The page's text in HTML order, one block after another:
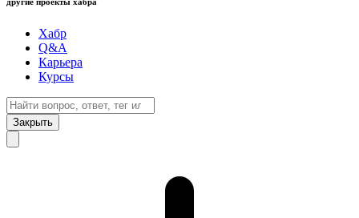
Хабр
Q&A
Карьера
Курсы
Закрыть